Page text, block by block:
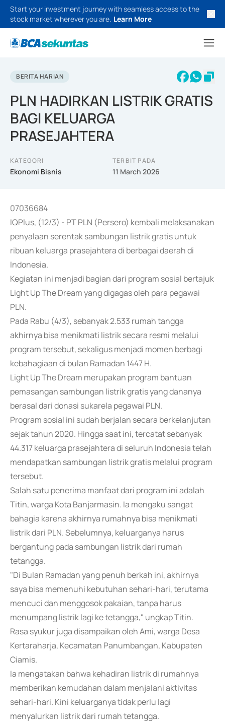
Start your investment journey with seamless access to the
stock market wherever you are. Learn More
BERITA HARIAN
PLN HADIRKAN LISTRIK GRATIS
BAGI KELUARGA
PRASEJAHTERA
KATEGORI
Ekonomi Bisnis
TERBIT PADA
11 March 2026
07036684
IQPlus, (12/3) - PT PLN (Persero) kembali melaksanakan
penyalaan serentak sambungan listrik gratis untuk
ribuan keluarga prasejahtera di berbagai daerah di
Indonesia.
Kegiatan ini menjadi bagian dari program sosial bertajuk
Light Up The Dream yang digagas oleh para pegawai
PLN.
Pada Rabu (4/3), sebanyak 2.533 rumah tangga
akhirnya bisa menikmati listrik secara resmi melalui
program tersebut, sekaligus menjadi momen berbagi
kebahagiaan di bulan Ramadan 1447 H.
Light Up The Dream merupakan program bantuan
pemasangan sambungan listrik gratis yang dananya
berasal dari donasi sukarela pegawai PLN.
Program sosial ini sudah berjalan secara berkelanjutan
sejak tahun 2020. Hingga saat ini, tercatat sebanyak
44.317 keluarga prasejahtera di seluruh Indonesia telah
mendapatkan sambungan listrik gratis melalui program
tersebut.
Salah satu penerima manfaat dari program ini adalah
Titin, warga Kota Banjarmasin. Ia mengaku sangat
bahagia karena akhirnya rumahnya bisa menikmati
listrik dari PLN. Sebelumnya, keluarganya harus
bergantung pada sambungan listrik dari rumah
tetangga.
"Di Bulan Ramadan yang penuh berkah ini, akhirnya
saya bisa memenuhi kebutuhan sehari-hari, terutama
mencuci dan menggosok pakaian, tanpa harus
menumpang listrik lagi ke tetangga," ungkap Titin.
Rasa syukur juga disampaikan oleh Ami, warga Desa
Kertaraharja, Kecamatan Panumbangan, Kabupaten
Ciamis.
Ia mengatakan bahwa kehadiran listrik di rumahnya
memberikan kemudahan dalam menjalani aktivitas
sehari-hari. Kini keluarganya tidak perlu lagi
menyalurkan listrik dari rumah tetangga.